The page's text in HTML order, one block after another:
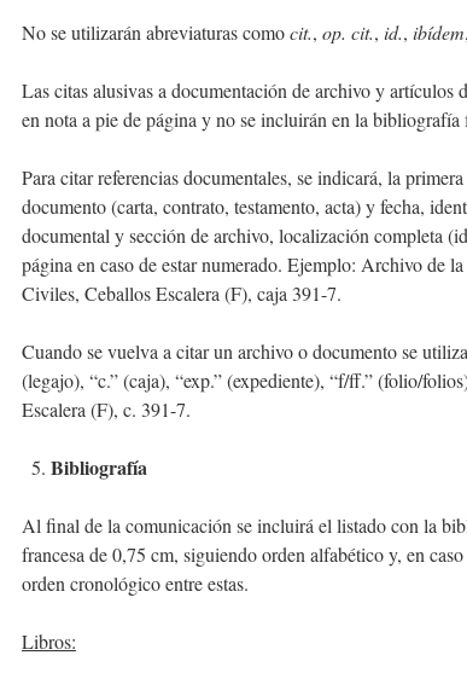
No se utilizarán abreviaturas comocit., op. cit., id., ibídem
Las citas alusivas a documentación de archivo y artículos
en nota a pie de página y no se incluirán en la bibliografía
Para citar referencias documentales, se indicará, la
documento (carta, contrato, testamento, acta) y fecha,
documental y sección de archivo, localización completa
página en caso de estar numerado. Ejemplo: Archivo de
Civiles, Ceballos Escalera (F), caja 391-7.
Cuando se vuelva a citar un archivo o documento se
(legajo), “c.” (caja), “exp.” (expediente), “f/ff.” (folio/
Escalera (F), c. 391-7.
Bibliografía
Al final de la comunicación se incluirá el listado con la
francesa de 0,75 cm, siguiendo orden alfabético y, en
orden cronológico entre estas.
Libros: